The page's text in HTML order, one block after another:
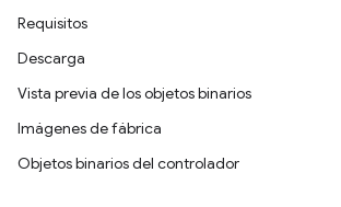
Requisitos
Descarga
Vista previa de los objetos binarios
Imágenes de fábrica
Objetos binarios del controlador